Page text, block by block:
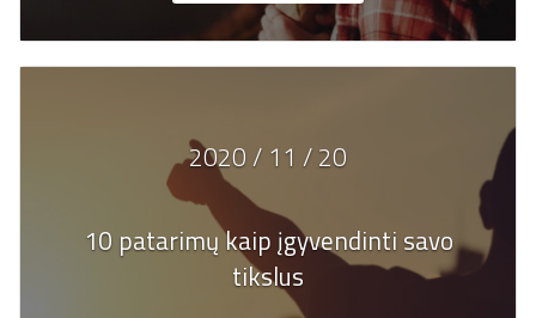
2020 / 11 / 20
10 patarimų kaip įgyvendinti savo
tikslus